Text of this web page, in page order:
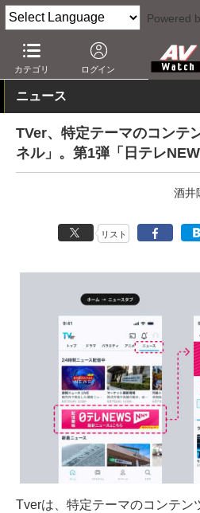
Powered
カテゴリ ログイン
AV Watch コンテンツ・サービス
ニュース
TVer、特定テーマのコンテ
ネル」。第1弾「日テレ
酒井
リスト
Tverは、特定テーマのコンテン